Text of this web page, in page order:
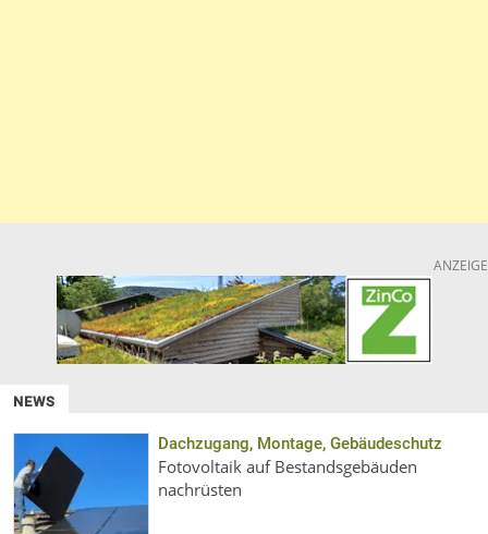
ANZEIGE
NEWS
Dachzugang, Montage, Gebäudeschutz
Fotovoltaik auf Bestandsgebäuden
nachrüsten